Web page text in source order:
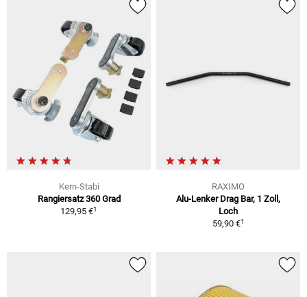
Kern-Stabi
Rangiersatz 360 Grad
129,95 €1
RAXIMO
Alu-Lenker Drag Bar, 1 Zoll,
Loch
59,90 €1